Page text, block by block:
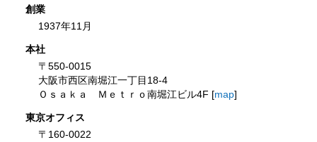
創業
1937年11月
本社
〒550-0015
大阪市西区南堀江一丁目18-4
Ｏｓａｋａ Ｍｅｔｒｏ南堀江ビル4F [map]
東京オフィス
〒160-0022